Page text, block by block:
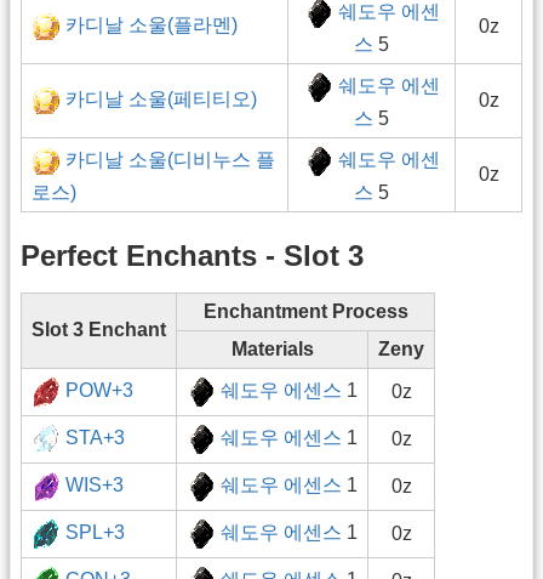
카디날 소울(플라멘)
쉐도우 에센
스 5
0z
카디날 소울(페티티오)
쉐도우 에센
스 5
0z
카디날 소울(디비누스 플
로스)
쉐도우 에센
스 5
0z
Perfect Enchants - Slot 3
Slot 3 Enchant
Enchantment Process
Materials
Zeny
POW+3 쉐도우 에센스 1 0z
STA+3 쉐도우 에센스 1 0z
WIS+3 쉐도우 에센스 1 0z
SPL+3 쉐도우 에센스 1 0z